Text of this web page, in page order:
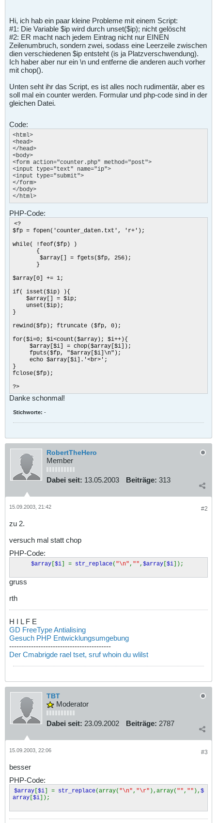
Hi, ich hab ein paar kleine Probleme mit einem Script:
#1: Die Variable $ip wird durch unset($ip); nicht gelöscht
#2: ER macht nach jedem Eintrag nicht nur EINEN
Zeilenumbruch, sondern zwei, sodass eine Leerzeile zwischen
dien verschiedenen $ip entsteht (is ja Platzverschwendung).
Ich haber aber nur ein \n und entferne die anderen auch vorher
mit chop().
Unten seht ihr das Script, es ist alles noch rudimentär, aber es
soll mal ein counter werden. Formular und php-code sind in der
gleichen Datei.
Code:
<html>
<head>
</head>
<body>
<form action="counter.php" method="post">
<input type="text" name="ip">
<input type="submit">
</form>
</body>
</html>
PHP-Code:
<?
$fp = fopen('counter_daten.txt', 'r+');
while( !feof($fp) )
{
$array[] = fgets($fp, 256);
}
$array[0] += 1;
if( isset($ip) ){
$array[] = $ip;
unset($ip);
}
rewind($fp); ftruncate ($fp, 0);
for($i=0; $i<count($array); $i++){
$array[$i] = chop($array[$i]);
fputs($fp, "$array[$i]\n");
echo $array[$i].'<br>';
}
fclose($fp);
?>
Danke schonmal!
Stichworte: -
RobertTheHero
Member
Dabei seit: 13.05.2003 Beiträge: 313
#2
15.09.2003, 21:42
zu 2.
versuch mal statt chop
PHP-Code:
$array [$i] = str_replace( "\n" , "" , $array [$i]);
gruss
rth
H I L F E
GD FreeType Antialising
Gesuch PHP Entwicklungsumgebung
------------------------------------------
Der Cmabrigde rael tset, sruf whoin du wlilst
TBT
Moderator
Dabei seit: 23.09.2002 Beiträge: 2787
#3
15.09.2003, 22:06
besser
PHP-Code:
$array [$i] = str_replace(array( "\n" , "\r" ),array( "" , "" ), $
array [$i]);